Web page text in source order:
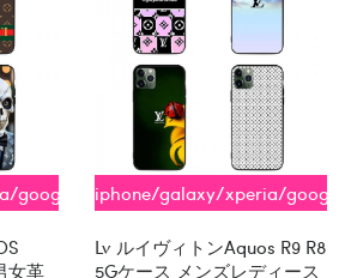
google/aquos
女革
iphone/galaxy/xperia/
Lv ルイヴィトンaquos R9 R8
5Gケース メンズレディース